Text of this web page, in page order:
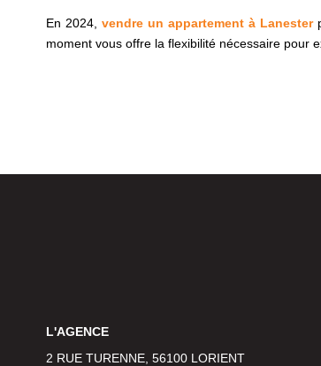
En 2024,vendre un appartement à Lanester
moment vous offre la flexibilité nécessaire pour
L'AGENCE
2 RUE TURENNE, 56100 LORIENT